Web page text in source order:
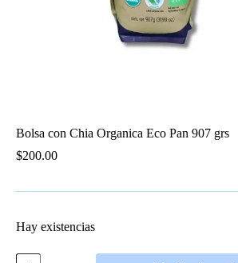
Bolsa con Chia Organica Eco Pan 907 grs
$200.00
Hay existencias
Bolsa